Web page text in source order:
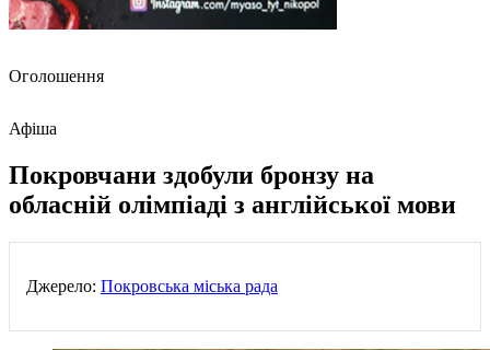
Оголошення
Афіша
Покровчани здобули бронзу на
обласній олімпіаді з англійської мови
Джерело: Покровська міська рада